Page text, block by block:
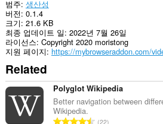
범주 생산성
버전 0.1.4
크기 21.6 KB
최종 업데이트 일 2022년 7월 26일
라이선스 Copyright 2020 moristong
지원 페이지 https://mybrowseraddon.com/
Related
Polyglot Wikipedia
Better navigation between
Wikipedia.
총22